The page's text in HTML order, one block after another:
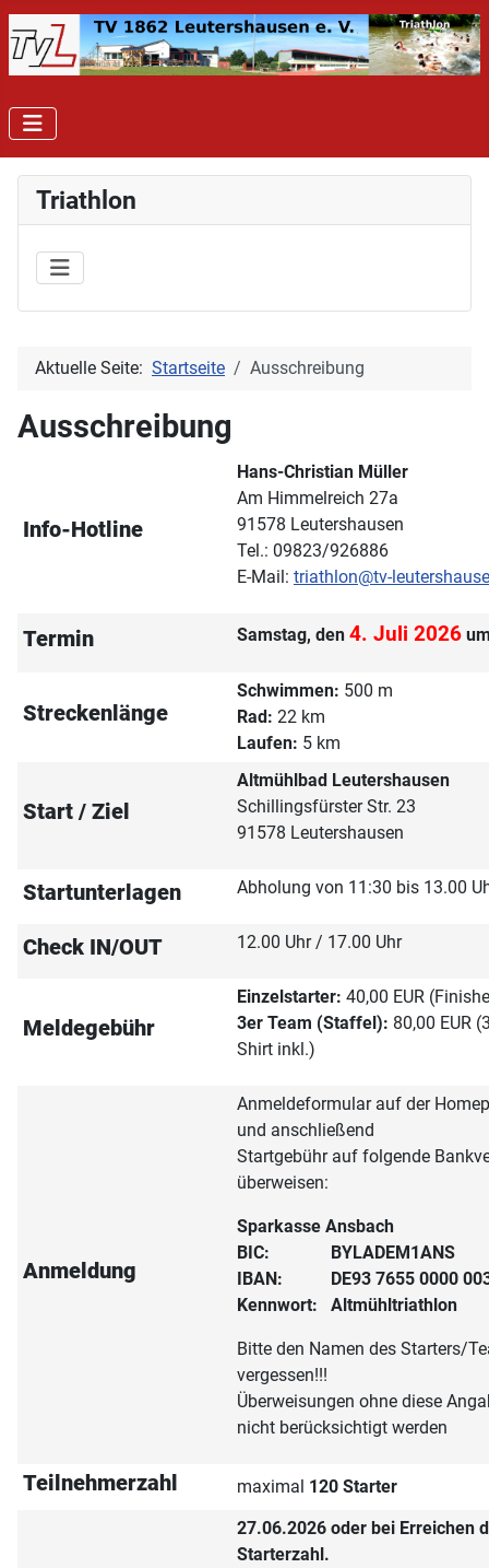
Triathlon
Aktuelle Seite: Startseite Ausschreibung
Ausschreibung
Info-Hotline
Hans-Christian Müller
Am Himmelreich 27a
91578 Leutershausen
Tel.: 09823/926886
E-Mail: triathlon@tv-
Termin Samstag, den 4. Juli 2026
Streckenlänge
Schwimmen: 500 m
Rad: 22 km
Laufen: 5 km
Start / Ziel
Altmühlbad Leutershausen
Schillingsfürster Str. 23
91578 Leutershausen
Startunterlagen Abholung von 11:30 bis 13.00
Check IN/OUT 12.00 Uhr / 17.00 Uhr
Meldegebühr
Einzelstarter: 40,00 EUR
3er Team (Staffel): 80,00 EUR
Shirt inkl.)
Anmeldung
Anmeldeformular auf der
und anschließend
Startgebühr auf folgende
überweisen:
Sparkasse Ansbach
BIC: BYLADEM1ANS
IBAN: DE93 7655 0000
Kennwort: Altmühltriathlon
Bitte den Namen des Starters/
vergessen!!!
Überweisungen ohne diese
nicht berücksichtigt werden
Teilnehmerzahl maximal 120 Starter
27.06.2026 oder bei Erreichen
Starterzahl.